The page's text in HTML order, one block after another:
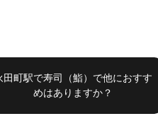
田町駅で寿司（鮨）で他におすす
めはありますか？